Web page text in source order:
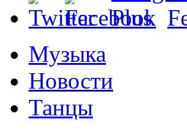
Музыка
Новости
Танцы